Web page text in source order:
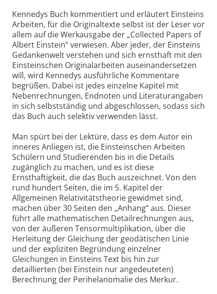
Kennedys Buch kommentiert und erläutert Einsteins
Arbeiten, für die Originaltexte selbst ist der Leser vor
allem auf die Werkausgabe der „Collected Papers of
Albert Einstein“ verwiesen. Aber jeder, der Einsteins
Gedankenwelt verstehen und sich ernsthaft mit den
Einsteinschen Originalarbeiten auseinandersetzen
will, wird Kennedys ausführliche Kommentare
begrüßen. Dabei ist jedes einzelne Kapitel mit
Nebenrechnungen, Endnoten und Literaturangaben
in sich selbstständig und abgeschlossen, sodass sich
das Buch auch selektiv verwenden lässt.
Man spürt bei der Lektüre, dass es dem Autor ein
inneres Anliegen ist, die Einsteinschen Arbeiten
Schülern und Studierenden bis in die Details
zugänglich zu machen, und es ist diese
Ernsthaftigkeit, die das Buch auszeichnet. Von den
rund hundert Seiten, die im 5. Kapitel der
Allgemeinen Relativitätstheorie gewidmet sind,
machen über 30 Seiten den „Anhang“ aus. Dieser
führt alle mathematischen Detailrechnungen aus,
von der äußeren Tensormultiplikation, über die
Herleitung der Gleichung der geodätischen Linie
und der expliziten Begründung einzelner
Gleichungen in Einsteins Text bis hin zur
detaillierten (bei Einstein nur angedeuteten)
Berechnung der Perihelanomalie des Merkur.